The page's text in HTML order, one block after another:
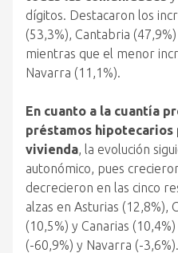
dígitos. Destacaron los
(53,3%), Cantabria
mientras que el menor
Navarra (11,1%).
En cuanto a la cuantía
préstamos hipotecarios
vivienda, la evolución
autonómico, pues
decrecieron en las cinco
alzas en Asturias (12,8%),
(10,5%) y Canarias
(-60,9%) y Navarra (-3,6%).